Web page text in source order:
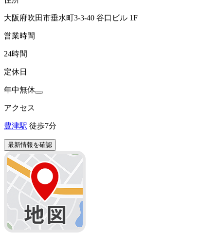
大阪府吹田市垂水町3-3-40 谷口ビル 1F
営業時間
24時間
定休日
年中無休
アクセス
豊津駅 徒歩7分
最新情報を確認